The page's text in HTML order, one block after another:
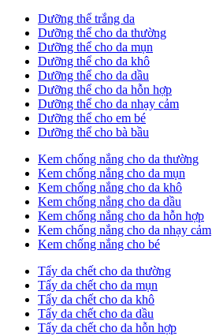
Dưỡng thể trắng da
Dưỡng thể cho da thường
Dưỡng thể cho da mụn
Dưỡng thể cho da khô
Dưỡng thể cho da dầu
Dưỡng thể cho da hỗn hợp
Dưỡng thể cho da nhạy cảm
Dưỡng thể cho em bé
Dưỡng thể cho bà bầu
Kem chống nắng cho da thường
Kem chống nắng cho da mụn
Kem chống nắng cho da khô
Kem chống nắng cho da dầu
Kem chống nắng cho da hỗn hợp
Kem chống nắng cho da nhạy cảm
Kem chống nắng cho bé
Tẩy da chết cho da thường
Tẩy da chết cho da mụn
Tẩy da chết cho da khô
Tẩy da chết cho da dầu
Tẩy da chết cho da hỗn hợp